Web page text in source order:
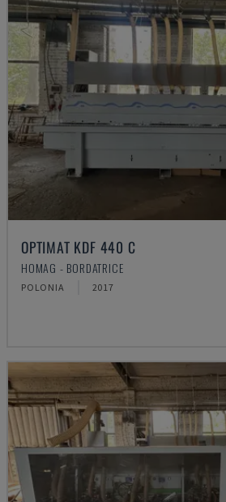
OPTIMAT KDF 440 C
HOMAG - BORDATRICE
POLONIA 2017